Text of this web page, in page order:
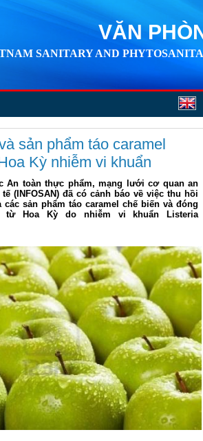
VĂN
SANITARY AND
sản phẩm táo caramel
Kỳ nhiễm vi khuẩn
An toàn thực phẩm, mạng lưới cơ quan an
(INFOSAN) đã có cảnh báo về việc thu hồi
sản phẩm táo caramel chế biến và đóng
từ Hoa Kỳ do nhiễm vi khuẩn Listeria